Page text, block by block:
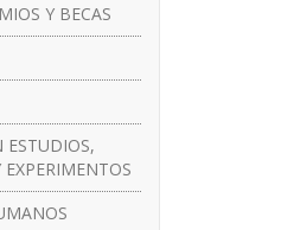
Y BECAS
ESTUDIOS,
EXPERIMENTOS